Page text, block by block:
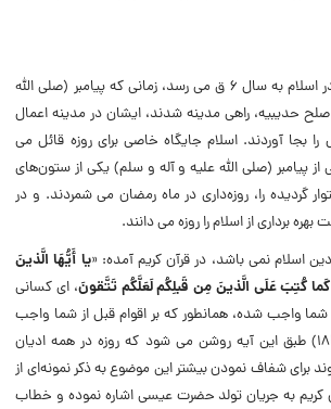
تاریخ روزه، برای اولین بار در اسلام به سال ۶ ق می‌ رسد، زمانی که پیامبر (صلی الله
حدیبیه، راهی مدینه شدند، ایشان در مدینه اعمال
بجا آوردند. اسلام جایگاه خاصی برای روزه قائل می‌
از پیامبر (صلی الله علیه و آله و سلم) یکی از ستون‌های
گردیده را، روزه‌داری در ماه رمضان می‌ شمردند. و در
برداری از اسلام را روزه می‌ دانند.
اسلام نمی‌ باشد، در قرآن کریم آمده: «يا أَيُّهَا الَّذينَ
كُتِبَ عَلَى الَّذينَ مِن قَبلِكُم لَعَلَّكُم تَتَّقونَ، ای کسانی
شما واجب شده، همانطور که بر اقوام قبل از شما واجب
شده بود.» (سوره بقره، 183) طبق این آیه روشن می‌ شود که روزه در همه ادیان
برای شفاف نمودن بیشتر این موضوع به ذکر نمونه‌ای از
کریم به جریان تولد حضرت عیسی اشاره نموده و خطاب